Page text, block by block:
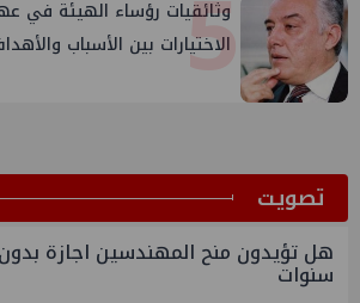
5
وثائقيات رؤساء الهيئة
الاختيارات بين الأسباب
ﺗﺼﻮﻳﺖ
هل تؤيدون منح المهندسين اجازة
سنوات